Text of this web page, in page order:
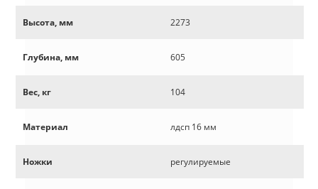
Высота, мм 2273
Глубина, мм 605
Вес, кг 104
Материал лдсп 16 мм
Ножки регулируемые